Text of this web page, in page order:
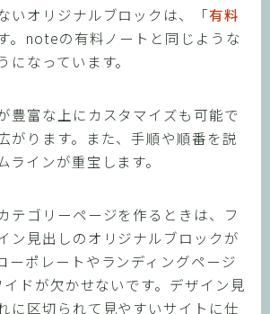
いオリジナルブロックは、「有料
。noteの有料ノートと同じような
なっています。
豊富な上にカスタマイズも可能で
がります。また、手順や順番を説
ラインが重宝します。
テゴリーページを作るときは、フ
ン見出しのオリジナルブロックが
ーポレートやランディングページ
イドが欠かせないです。デザイン見
に区切られて見やすいサイトに仕